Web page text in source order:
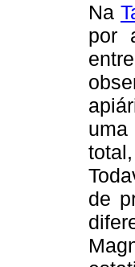
Na
por
uma
de